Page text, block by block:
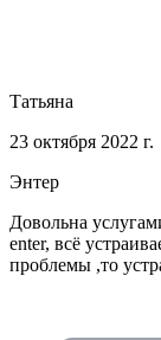
Татьяна
23 октября 2022 г.
Энтер
Довольна
enter, всë
проблемы ,то